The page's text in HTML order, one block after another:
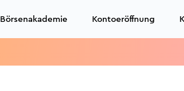
Börsenakademie Kontoeröffnung